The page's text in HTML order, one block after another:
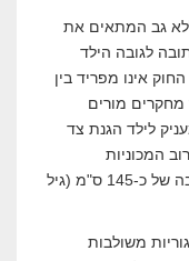
גב המתאים את
לגובה הילד
אינו מפריד בין
מחקרים מורים
לילד הגנת צד
המכוניות
מותאמות לישיבה ללא בוסטר למבוגר בגובה של כ-145 ס"מ (גיל
משולבות